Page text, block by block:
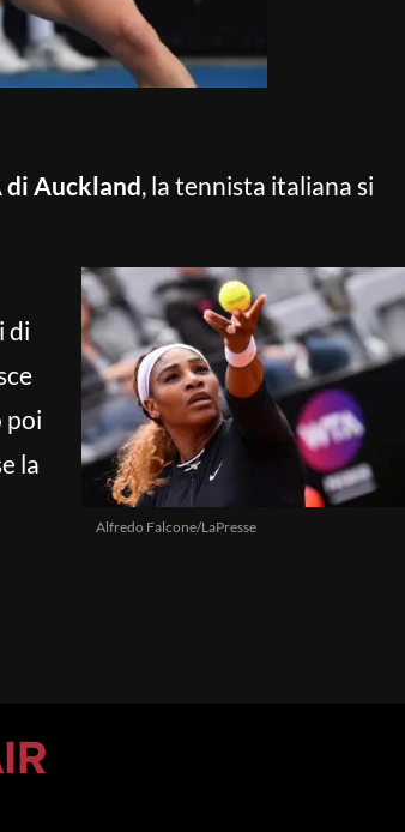
di Auckland, la tennista italiana si
Alfredo Falcone/LaPresse
di
poi
la